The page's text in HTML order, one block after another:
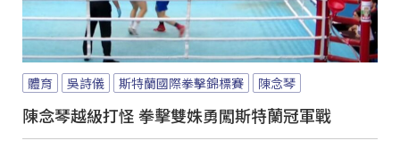
體育 吳詩儀 斯特蘭國際拳擊錦標賽 陳念琴
陳念琴越級打怪 拳擊雙姝勇闖斯特蘭冠軍戰